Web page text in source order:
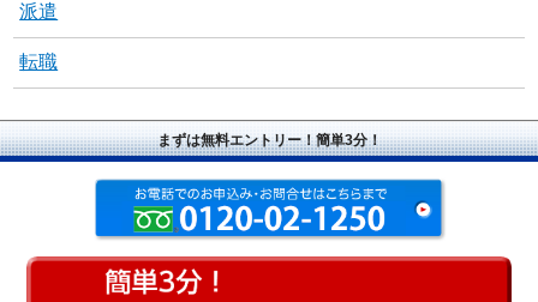
派遣
転職
まずは無料エントリー！簡単3分！